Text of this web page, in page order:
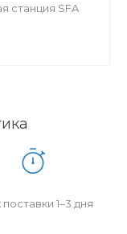
станция SFA
1–3 дня